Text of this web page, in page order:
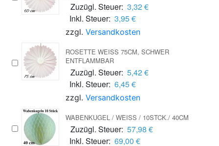
Zuzügl. Steuer: 3,32 €
Inkl. Steuer: 3,95 €
zzgl. Versandkosten
ROSETTE WEISS 75CM, SCHWER E
NTFLAMMBAR
Zuzügl. Steuer: 5,42 €
Inkl. Steuer: 6,45 €
zzgl. Versandkosten
WABENKUGEL / WEISS / 10STCK./ 40CM
Zuzügl. Steuer: 57,98 €
Inkl. Steuer: 69,00 €